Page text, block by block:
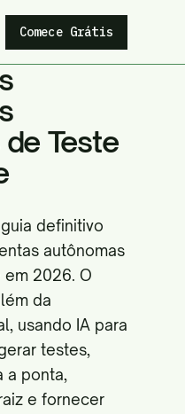
Comece Grátis
Teste
definitivo
autônomas
2026. O
da
usando IA para
testes,
a ponta,
e fornecer